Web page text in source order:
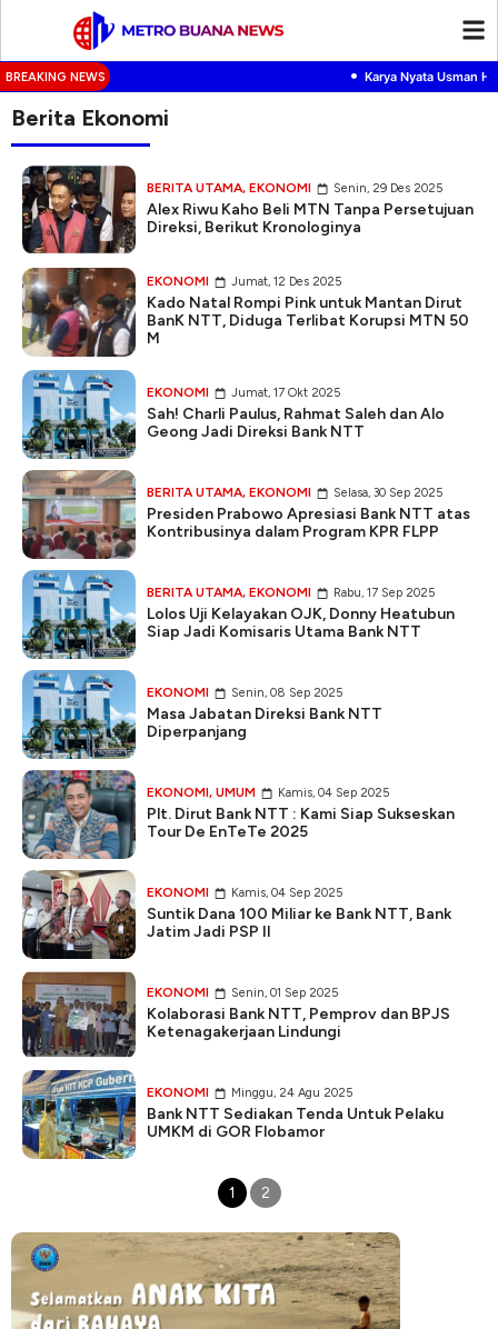
BREAKING NEWS • Karya Nyata Usman
Berita Ekonomi
BERITA UTAMA, EKONOMI Senin, 29 Des 2025
Alex Riwu Kaho Beli MTN Tanpa Persetujuan
Direksi, Berikut Kronologinya
EKONOMI Jumat, 12 Des 2025
Kado Natal Rompi Pink untuk Mantan Dirut
BanK NTT, Diduga Terlibat Korupsi MTN 50
M
EKONOMI Jumat, 17 Okt 2025
Sah! Charli Paulus, Rahmat Saleh dan Alo
Geong Jadi Direksi Bank NTT
BERITA UTAMA, EKONOMI Selasa, 30 Sep 2025
Presiden Prabowo Apresiasi Bank NTT atas
Kontribusinya dalam Program KPR FLPP
BERITA UTAMA, EKONOMI Rabu, 17 Sep 2025
Lolos Uji Kelayakan OJK, Donny Heatubun
Siap Jadi Komisaris Utama Bank NTT
EKONOMI Senin, 08 Sep 2025
Masa Jabatan Direksi Bank NTT
Diperpanjang
EKONOMI, UMUM Kamis, 04 Sep 2025
Plt. Dirut Bank NTT : Kami Siap Sukseskan
Tour De EnTeTe 2025
EKONOMI Kamis, 04 Sep 2025
Suntik Dana 100 Miliar ke Bank NTT, Bank
Jatim Jadi PSP II
EKONOMI Senin, 01 Sep 2025
Kolaborasi Bank NTT, Pemprov dan BPJS
Ketenagakerjaan Lindungi
EKONOMI Minggu, 24 Agu 2025
Bank NTT Sediakan Tenda Untuk Pelaku
UMKM di GOR Flobamor
1 2